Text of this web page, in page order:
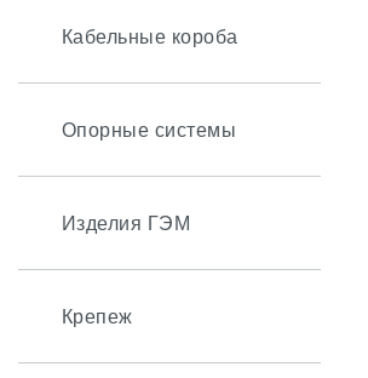
Кабельные короба
Опорные системы
Изделия ГЭМ
Крепеж